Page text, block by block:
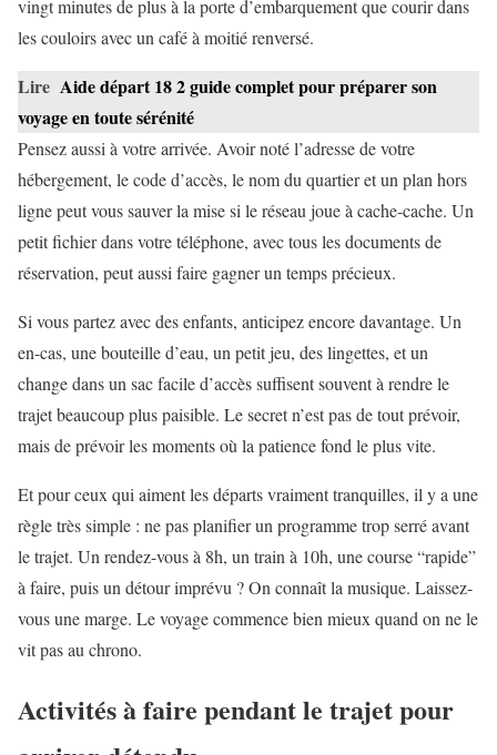
vingt minutes de plus à la porte d’embarquement que courir dans
les couloirs avec un café à moitié renversé.
Lire Aide départ 18 2 guide complet pour préparer son
voyage en toute sérénité
Pensez aussi à votre arrivée. Avoir noté l’adresse de votre
hébergement, le code d’accès, le nom du quartier et un plan hors
ligne peut vous sauver la mise si le réseau joue à cache-cache. Un
petit fichier dans votre téléphone, avec tous les documents de
réservation, peut aussi faire gagner un temps précieux.
Si vous partez avec des enfants, anticipez encore davantage. Un
en-cas, une bouteille d’eau, un petit jeu, des lingettes, et un
change dans un sac facile d’accès suffisent souvent à rendre le
trajet beaucoup plus paisible. Le secret n’est pas de tout prévoir,
mais de prévoir les moments où la patience fond le plus vite.
Et pour ceux qui aiment les départs vraiment tranquilles, il y a une
règle très simple : ne pas planifier un programme trop serré avant
le trajet. Un rendez-vous à 8h, un train à 10h, une course “rapide”
à faire, puis un détour imprévu ? On connaît la musique. Laissez-
vous une marge. Le voyage commence bien mieux quand on ne le
vit pas au chrono.
Activités à faire pendant le trajet pour